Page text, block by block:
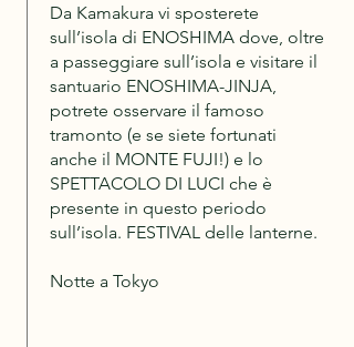
Da Kamakura vi sposterete
sull’isola di ENOSHIMA dove, oltre
a passeggiare sull’isola e visitare il
santuario ENOSHIMA-JINJA,
potrete osservare il famoso
tramonto (e se siete fortunati
anche il MONTE FUJI!) e lo
SPETTACOLO DI LUCI che è
presente in questo periodo
sull’isola. FESTIVAL delle lanterne.
Notte a Tokyo